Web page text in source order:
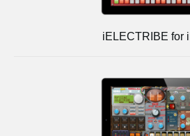
iELECTRIBE for